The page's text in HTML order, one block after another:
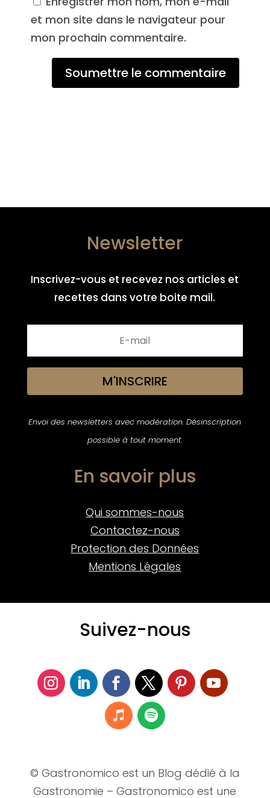
et mon site dans le navigateur pour
mon prochain commentaire.
Soumettre le commentaire
Newsletter
Inscrivez-vous et recevez nos articles et
recettes dans votre boite mail.
M'INSCRIRE
Envoi des newsletters avec modération. Désinscription
possible à tout moment.
En savoir plus
Qui sommes-nous
Contactez-nous
Protection des Données
Mentions Légales
Suivez-nous
© Gastronomico est un Blog dédié à la
Gastronomie – Gastronomico est une